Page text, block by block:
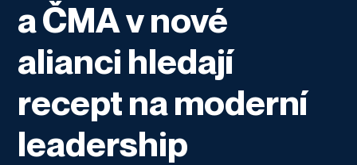
a ČMA v nové
alianci hledají
recept na moderní
leadership